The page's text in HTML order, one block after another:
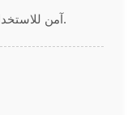
آمن للاستخدام المطول، مع اشتراكات سنوية متاحة.